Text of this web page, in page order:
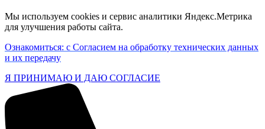
Мы используем cookies и сервис аналитики Яндекс.Метрика
для улучшения работы сайта.
Ознакомиться: с Согласием на обработку технических данных
и их передачу
Я ПРИНИМАЮ И ДАЮ СОГЛАСИЕ